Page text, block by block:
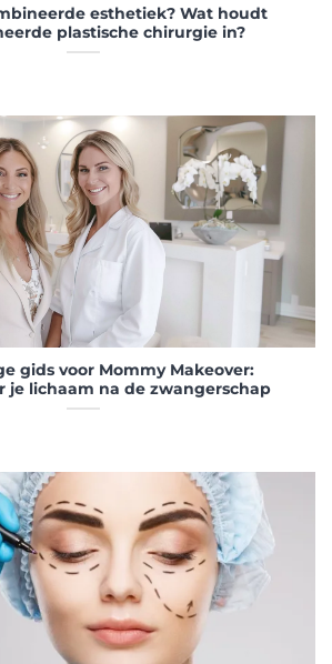
esthetiek? Wat houdt
plastische chirurgie in?
gids voor Mommy Makeover:
je lichaam na de zwangerschap